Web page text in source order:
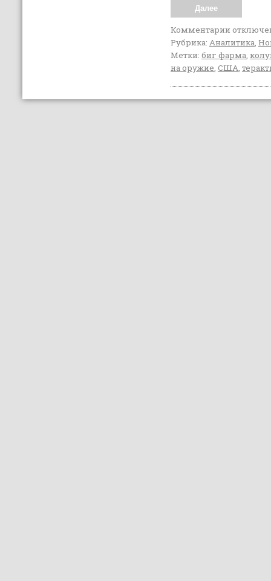
Далее
Комментарии
Рубрика: Аналитика,
Метки: биг фарма,
на оружие, США,